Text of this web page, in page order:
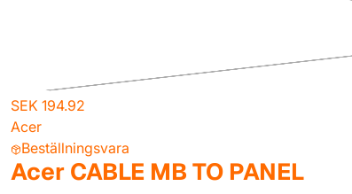
SEK 194.92
Acer
Beställningsvara
Acer CABLE MB TO PANEL